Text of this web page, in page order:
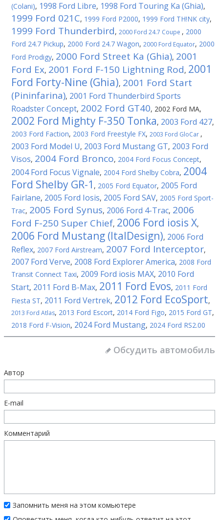
(Colani), 1998 Ford Libre, 1998 Ford Touring Ka (Ghia),
1999 Ford 021C, 1999 Ford P2000, 1999 Ford TH!NK city,
1999 Ford Thunderbird, 2000 Ford 24.7 Coupe , 2000
Ford 24.7 Pickup, 2000 Ford 24.7 Wagon, 2000 Ford Equator, 2000
Ford Prodigy, 2000 Ford Street Ka (Ghia), 2001
Ford Ex, 2001 Ford F-150 Lightning Rod, 2001
Ford Forty-Nine (Ghia), 2001 Ford Start
(Pininfarina), 2001 Ford Thunderbird Sports
Roadster Concept, 2002 Ford GT40, 2002 Ford MA,
2002 Ford Mighty F-350 Tonka, 2003 Ford 427,
2003 Ford Faction, 2003 Ford Freestyle FX, 2003 Ford GloCar ,
2003 Ford Model U, 2003 Ford Mustang GT, 2003 Ford
Visos, 2004 Ford Bronco, 2004 Ford Focus Concept,
2004 Ford Focus Vignale, 2004 Ford Shelby Cobra, 2004
Ford Shelby GR-1 , 2005 Ford Equator, 2005 Ford
Fairlane, 2005 Ford Iosis, 2005 Ford SAV, 2005 Ford Sport-
Trac, 2005 Ford Synus, 2006 Ford 4-Trac, 2006
Ford F-250 Super Chief, 2006 Ford iosis X,
2006 Ford Mustang (ItalDesign), 2006 Ford
Reflex, 2007 Ford Airstream, 2007 Ford Interceptor,
2007 Ford Verve, 2008 Ford Explorer America, 2008 Ford
Transit Connect Taxi, 2009 Ford iosis MAX, 2010 Ford
Start, 2011 Ford B-Max, 2011 Ford Evos, 2011 Ford
Fiesta ST, 2011 Ford Vertrek, 2012 Ford EcoSport,
2013 Ford Atlas, 2013 Ford Escort, 2014 Ford Figo, 2015 Ford GT,
2018 Ford F-Vision, 2024 Ford Mustang, 2024 Ford RS2.00
Обсудить автомобиль
Автор
E-mail
Комментарий
Запомнить меня на этом комьютере